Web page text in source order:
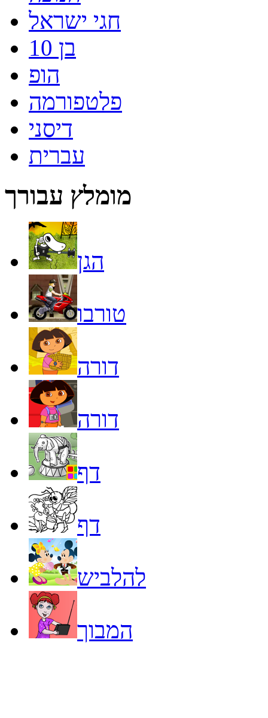
חגי ישראל
בן 10
הופ
פלטפורמה
דיסני
עברית
מומלץ עבורך
הגן
טורבו
דורה
דורה
דף
דף
להלביש
המבוך